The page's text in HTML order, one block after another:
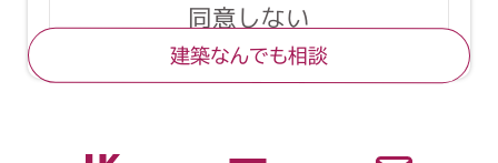
建築なんでも相談
同意しない